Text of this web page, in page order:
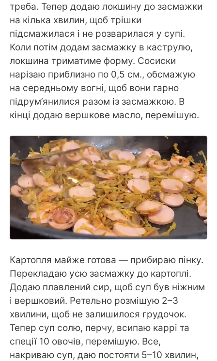
треба. Тепер додаю локшину до засмажки
на кілька хвилин, щоб трішки
підсмажилася і не розварилася у супі.
Коли потім додам засмажку в каструлю,
локшина триматиме форму. Сосиски
нарізаю приблизно по 0,5 см., обсмажую
на середньому вогні, щоб вони гарно
підрум’янилися разом із засмажкою. В
кінці додаю вершкове масло, перемішую.
Картопля майже готова — прибираю пінку.
Перекладаю усю засмажку до картоплі.
Додаю плавлений сир, щоб суп був ніжним
і вершковий. Ретельно розмішую 2–3
хвилини, щоб не залишилося грудочок.
Тепер суп солю, перчу, всипаю каррі та
спеції 10 овочів, перемішую. Все,
накриваю суп, даю постояти 5–10 хвилин,